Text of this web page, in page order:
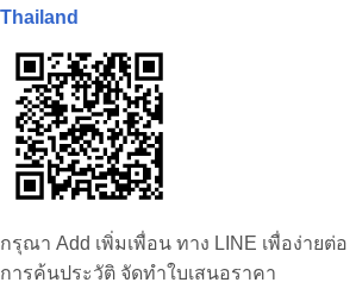
Thailand
กรุณา Add เพิ่มเพื่อน ทาง LINE เพื่อง่ายต่อ
การค้นประวัติ จัดทำใบเสนอราคา